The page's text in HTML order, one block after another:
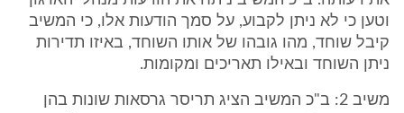
וטען כי לא ניתן לקבוע, על סמך הודעות אלו, כי המשיב
קיבל שוחד, מהו גובהו של אותו השוחד, באיזו תדירות
ניתן השוחד ובאילו תאריכים ומקומות.
משיב 2: ב"כ המשיב הציג תריסר גרסאות שונות בהן